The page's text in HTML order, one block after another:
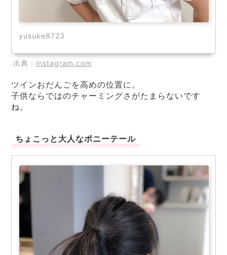
yusuke8723
出典： instagram.com
ツインおだんごを高めの位置に。
子供ならではのチャーミングさがたまらないです
ね。
ちょこっと大人なポニーテール